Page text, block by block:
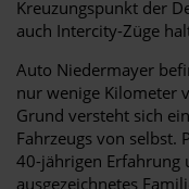
Kreuzungspunkt der
auch Intercity-Züge
Auto Niedermayer
nur wenige Kilometer
Grund versteht sich
Fahrzeugs von selbst.
40-jährigen Erfahrung
ausgezeichnetes